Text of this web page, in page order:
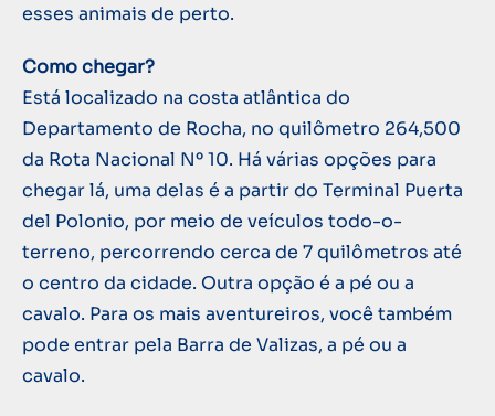
esses animais de perto.
Como chegar?
Está localizado na costa atlântica do
Departamento de Rocha, no quilômetro 264,500
da Rota Nacional Nº 10. Há várias opções para
chegar lá, uma delas é a partir do Terminal Puerta
del Polonio, por meio de veículos todo-o-
terreno, percorrendo cerca de 7 quilômetros até
o centro da cidade. Outra opção é a pé ou a
cavalo. Para os mais aventureiros, você também
pode entrar pela Barra de Valizas, a pé ou a
cavalo.